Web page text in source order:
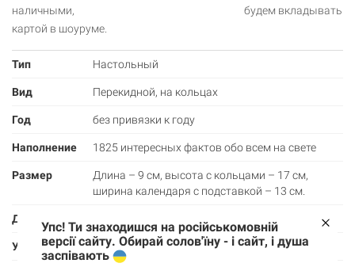
наличными,
картой в шоуруме.
будем вкладывать
Тип Настольный
Вид Перекидной, на кольцах
Год без привязки к году
Наполнение 1825 интересных фактов обо всем на свете
Размер
Длина – 9 см, высота с кольцами – 17 см,
ширина календаря с подставкой – 13 см.
Дизайн
Упаковка Картонная подарочная коробка
Упс! Ти знаходишся на російськомовній
версії сайту. Обирай солов'їну - і сайт, і душа
заспівають